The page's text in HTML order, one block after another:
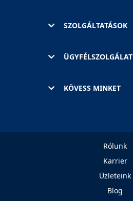
SZOLGÁLTATÁSOK
ÜGYFÉLSZOLGÁLAT
KÖVESS MINKET
Rólunk
Karrier
Üzleteink
Blog